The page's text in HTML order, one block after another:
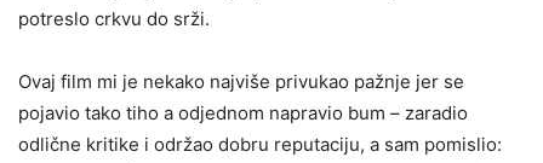
potreslo crkvu do srži.
Ovaj film mi je nekako najviše privukao pažnje jer se
pojavio tako tiho a odjednom napravio bum – zaradio
odlične kritike i održao dobru reputaciju, a sam pomislio: